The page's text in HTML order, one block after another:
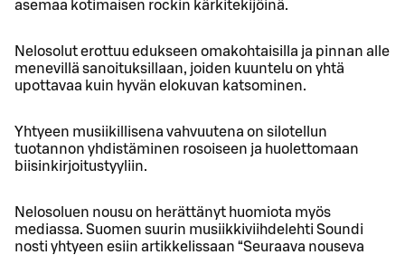
asemaa kotimaisen rockin kärkitekijöinä.
Nelosolut erottuu edukseen omakohtaisilla ja pinnan alle
menevillä sanoituksillaan, joiden kuuntelu on yhtä
upottavaa kuin hyvän elokuvan katsominen.
Yhtyeen musiikillisena vahvuutena on silotellun
tuotannon yhdistäminen rosoiseen ja huolettomaan
biisinkirjoitustyyliin.
Nelosoluen nousu on herättänyt huomiota myös
mediassa. Suomen suurin musiikkiviihdelehti Soundi
nosti yhtyeen esiin artikkelissaan “Seuraava nouseva